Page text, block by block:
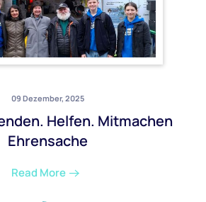
09 Dezember, 2025
Helfen. Mitmachen
Ehrensache
Read More